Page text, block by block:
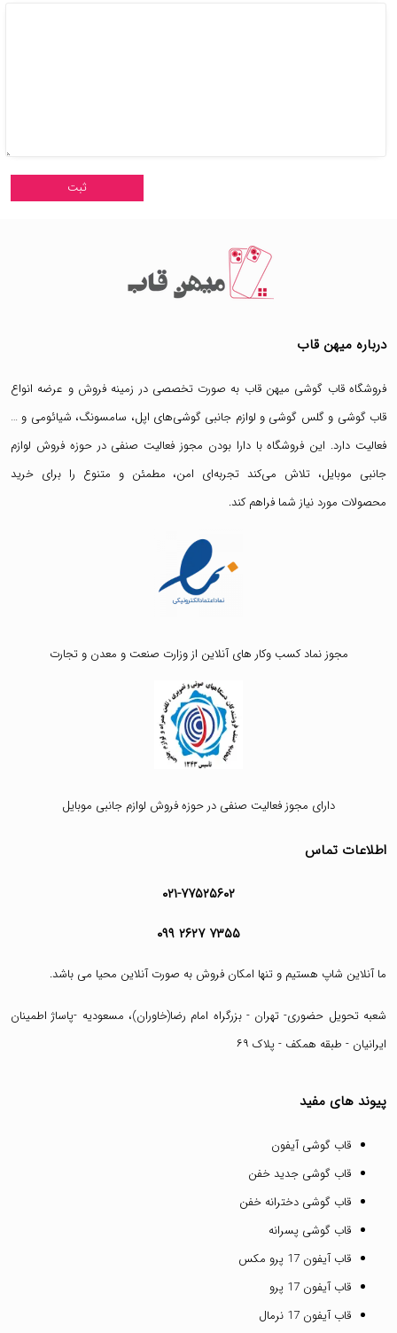
درباره میهن قاب
فروشگاه قاب گوشی میهن قاب به صورت تخصصی در زمینه فروش و عرضه انواع
قاب گوشی وگلس گوشی و لوازم جانبی گوشی‌های اپل، سامسونگ، شیائومی و …
فعالیت دارد. این فروشگاه با دارا بودن مجوز فعالیت صنفی در حوزه فروش لوازم
جانبی موبایل، تلاش می‌کند تجربه‌ای امن، مطمئن و متنوع را برای خرید
محصولات مورد نیاز شما فراهم کند.
مجوز نماد کسب وکار های آنلاین از وزارت صنعت و معدن و تجارت
دارای مجوز فعالیت صنفی در حوزه فروش لوازم جانبی موبایل
اطلاعات تماس
۰۲۱-۷۷۵۲۵۶۰۲
۰۹۹ ۲۶۲۷ ۷۳۵۵
ما آنلاین شاپ هستیم و تنها امکان فروش به صورت آنلاین محیا می باشد.
شعبه تحویل حضوری- تهران - بزرگراه امام رضا(خاوران)، مسعودیه -پاساژ اطمینان
ایرانیان - طبقه همکف - پلاک ۶۹
پیوند های مفید
قاب گوشی آیفون
قاب گوشی جدید خفن
قاب گوشی دخترانه خفن
قاب گوشی پسرانه
قاب آیفون 17 پرو مکس
قاب آیفون 17 پرو
قاب آیفون 17 نرمال